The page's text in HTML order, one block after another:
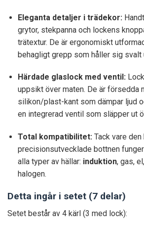
Eleganta detaljer i trädekor:
grytor, stekpanna och lockens
trätextur. De är ergonomiskt
behagligt grepp som håller sig svalt
Härdade glaslock med ventil:
uppsikt över maten. De är försedda
silikon/plast-kant som dämpar ljud
en integrerad ventil som släpper ut
Total kompatibilitet:Tack vare den
precisionsutvecklade bottnen
alla typer av hällar: induktion, gas,
halogen.
Detta ingår i setet (7 delar)
Setet består av 4 kärl (3 med lock):